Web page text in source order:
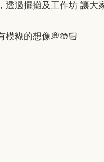
過擺攤及工作坊 讓大
模糊的想像💭🤲🏻